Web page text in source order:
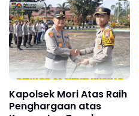
Akhir Misi Berkolaborasi
untuk Berdonasi
Kapolsek Mori Atas Raih
Penghargaan atas